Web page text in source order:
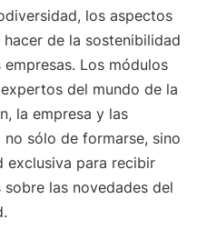
los aspectos
de la sostenibilidad
Los módulos
del mundo de la
la empresa y las
sólo de formarse, sino
exclusiva para recibir
las novedades del